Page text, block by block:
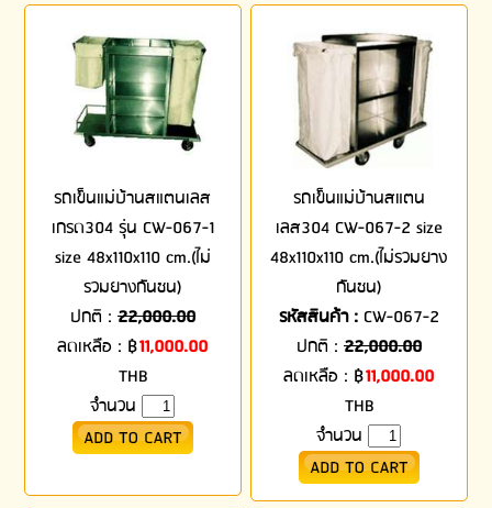
รถเข็นแม่บ้านสแตนเลส
เกรด304 รุ่น CW-067-1
size 48x110x110 cm.(ไม่
รวมยางกันชน)
ปกติ : 22,000.00
ลดเหลือ : ฿11,000.00
THB
จำนวน
รถเข็นแม่บ้านสแตน
เลส304 CW-067-2 size
48x110x110 cm.(ไม่รวมยาง
กันชน)
รหัสสินค้า :CW-067-2
ปกติ : 22,000.00
ลดเหลือ : ฿11,000.00
THB
จำนวน